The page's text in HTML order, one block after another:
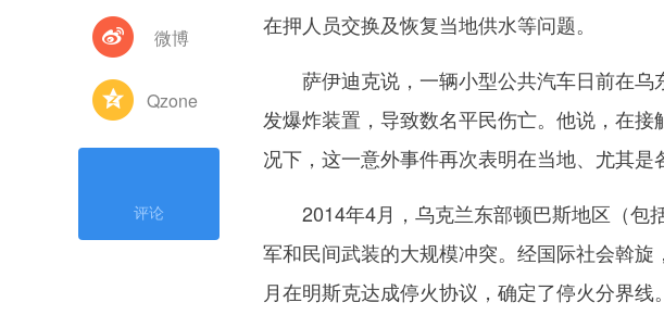
微博
Qzone
评论
在押人员交换及恢复当地供水等问题。
萨伊迪克说，一辆小型公共汽车日前在乌
发爆炸装置，导致数名平民伤亡。他说，在
况下，这一意外事件再次表明在当地、尤其是
2014年4月，乌克兰东部顿巴斯地区（包
军和民间武装的大规模冲突。经国际社会斡
月在明斯克达成停火协议，确定了停火分界